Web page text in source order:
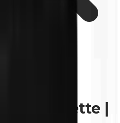
Duo Palette |